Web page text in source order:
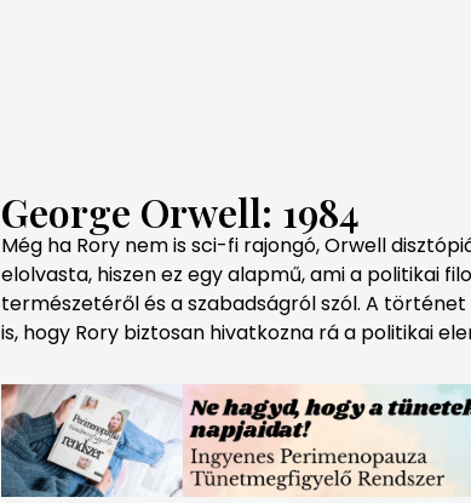
George Orwell: 1984
Még ha Rory nem is sci-fi rajongó, Orwell
elolvasta, hiszen ez egy alapmű, ami a politikai
természetéről és a szabadságról szól. A
is, hogy Rory biztosan hivatkozna rá a politikai